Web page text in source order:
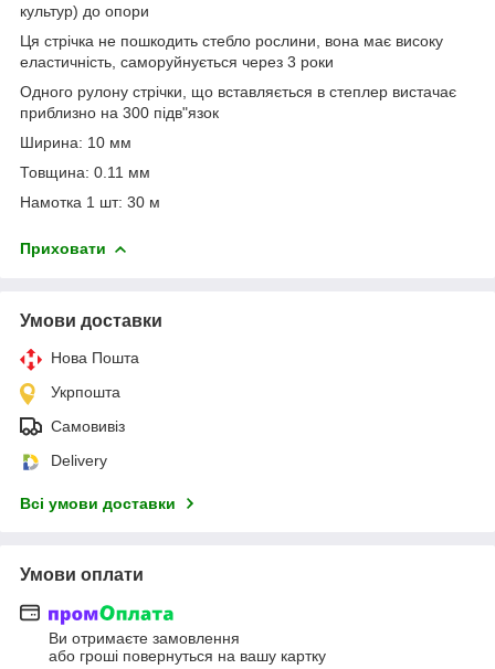
культур) до опори
Ця стрічка не пошкодить стебло рослини, вона має високу
еластичність, саморуйнується через 3 роки
Одного рулону стрічки, що вставляється в степлер вистачає
приблизно на 300 підв"язок
Ширина: 10 мм
Товщина: 0.11 мм
Намотка 1 шт: 30 м
Приховати
Умови доставки
Нова Пошта
Укрпошта
Самовивіз
Delivery
Всі умови доставки
Умови оплати
Ви отримаєте замовлення
або гроші повернуться на вашу картку